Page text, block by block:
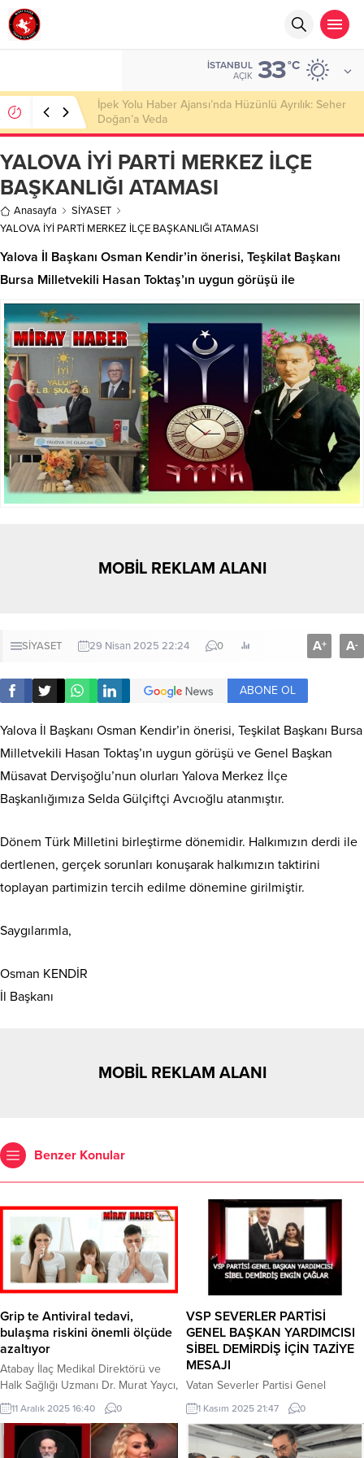
İSTANBUL
AÇIK 33°C
Başkan Nihat Öztürk, Şanahan’da Hacı Eryaman’a
Misafir Oldu
YALOVA İYİ PARTİ MERKEZ İLÇE
BAŞKANLIĞI ATAMASI
Anasayfa
SİYASET
YALOVA İYİ PARTİ MERKEZ İLÇE BAŞKANLIĞI ATAMASI
Yalova İl Başkanı Osman Kendir’in önerisi, Teşkilat Başkanı
Bursa Milletvekili Hasan Toktaş’ın uygun görüşü ile
MOBİL REKLAM ALANI
SİYASET 29 Nisan 2025 22:24 0 A+ A-
ABONE OL
Yalova İl Başkanı Osman Kendir’in önerisi, Teşkilat Başkanı Bursa
Milletvekili Hasan Toktaş’ın uygun görüşü ve Genel Başkan
Müsavat Dervişoğlu’nun olurları Yalova Merkez İlçe
Başkanlığımıza Selda Gülçiftçi Avcıoğlu atanmıştır.
Dönem Türk Milletini birleştirme dönemidir. Halkımızın derdi ile
dertlenen, gerçek sorunları konuşarak halkımızın taktirini
toplayan partimizin tercih edilme dönemine girilmiştir.
Saygılarımla,
Osman KENDİR
İl Başkanı
MOBİL REKLAM ALANI
Benzer Konular
Grip te Antiviral tedavi,
bulaşma riskini önemli ölçüde
azaltıyor
Atabay İlaç Medikal Direktörü ve
Halk Sağlığı Uzmanı Dr. Murat Yaycı,
sonbahar ve kış aylarında artan
grip vakalarına dikkat çekerek,
“Grip sanıldığının aksine hafif bir
hastalık değil. Hastalığın ilk
11 Aralık 2025 16:40 0
VSP SEVERLER PARTİSİ
GENEL BAŞKAN YARDIMCISI
SİBEL DEMİRDİŞ İÇİN TAZİYE
MESAJI
Vatan Severler Partisi Genel
Başkan Yardımcısı ve Basın
Danışmanı Sibel Demirdiş Engin
Çağlar için taziye mesajı yayımladı.
Başkan Demirdiş mesajın da şu
1 Kasım 2025 21:47 0